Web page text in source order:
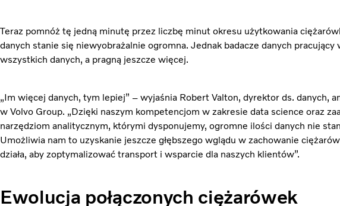
Teraz pomnóż tę jedną minutę przez liczbę minut okresu użytkowania
danych stanie się niewyobrażalnie ogromna. Jednak badacze danych
wszystkich danych, a pragną jeszcze więcej.
„Im więcej danych, tym lepiej” – wyjaśnia Robert Valton, dyrektor ds. danych,
w Volvo Group. „Dzięki naszym kompetencjom w zakresie data science oraz
narzędziom analitycznym, którymi dysponujemy, ogromne ilości danych nie
Umożliwia nam to uzyskanie jeszcze głębszego wglądu w zachowanie
działa, aby zoptymalizować transport i wsparcie dla naszych klientów”.
Ewolucja połączonych ciężarówek